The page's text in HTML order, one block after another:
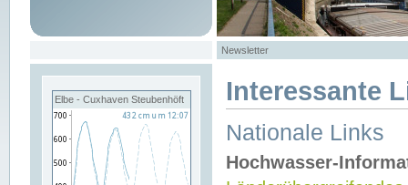
Newsletter
Elbe - Cuxhaven Steubenhöft Interessante
Nationale Links
Hochwasser-